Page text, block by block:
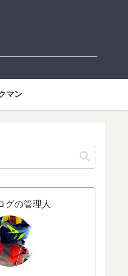
マン
グの管理人